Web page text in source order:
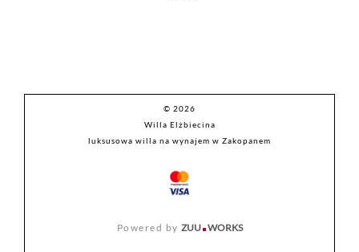
© 2026
Willa Elżbiecina
luksusowa willa na wynajem w Zakopanem
Powered by ZUU WORKS